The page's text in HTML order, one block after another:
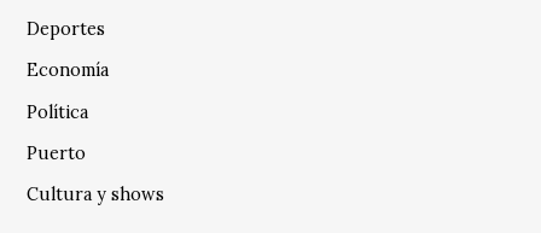
Deportes
Economía
Política
Puerto
Cultura y shows